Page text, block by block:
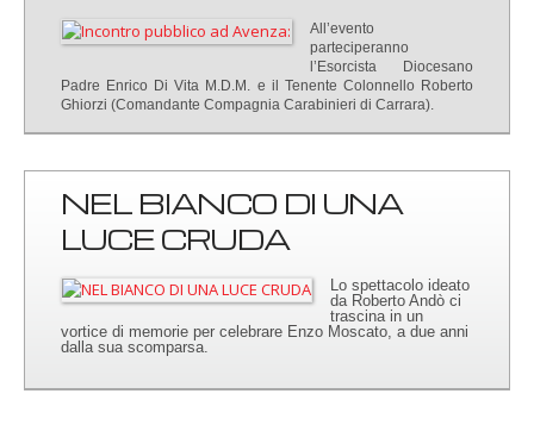
All’evento
parteciperanno
l’Esorcista Diocesano
Padre Enrico Di Vita M.D.M. e il Tenente Colonnello Roberto
Ghiorzi (Comandante Compagnia Carabinieri di Carrara).
NEL BIANCO DI UNA
LUCE CRUDA
Lo spettacolo ideato
da Roberto Andò ci
trascina in un
vortice di memorie per celebrare Enzo Moscato, a due anni
dalla sua scomparsa.